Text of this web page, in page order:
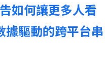
如何讓更多人看
據驅動的跨平台串